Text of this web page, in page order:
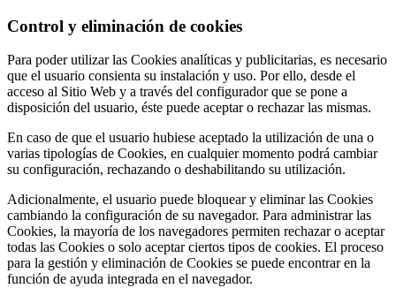
Control y eliminación de cookies
Para poder utilizar las Cookies analíticas y publicitarias, es necesario
que el usuario consienta su instalación y uso. Por ello, desde el
acceso al Sitio Web y a través del configurador que se pone a
disposición del usuario, éste puede aceptar o rechazar las mismas.
En caso de que el usuario hubiese aceptado la utilización de una o
varias tipologías de Cookies, en cualquier momento podrá cambiar
su configuración, rechazando o deshabilitando su utilización.
Adicionalmente, el usuario puede bloquear y eliminar las Cookies
cambiando la configuración de su navegador. Para administrar las
Cookies, la mayoría de los navegadores permiten rechazar o aceptar
todas las Cookies o solo aceptar ciertos tipos de cookies. El proceso
para la gestión y eliminación de Cookies se puede encontrar en la
función de ayuda integrada en el navegador.